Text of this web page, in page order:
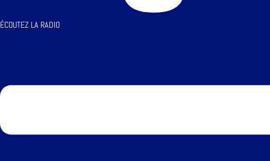
ÉCOUTEZ LA RADIO